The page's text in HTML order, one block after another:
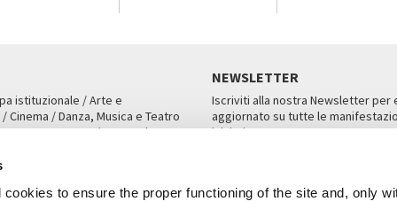
to ensure the proper functioning of the site and, only
istituzionale / Arte e
Cinema / Danza, Musica e Teatro
San Marco 1364/A, Venezia
NEWSLETTER
Iscriviti alla nostra Newsletter per
aggiornato su tutte le
iniziative.